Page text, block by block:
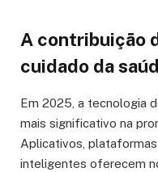
A contribuição
cuidado da
Em 2025, a tecnologia
mais significativo na
Aplicativos,
inteligentes oferecem